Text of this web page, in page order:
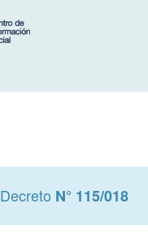
Decreto N° 115/018